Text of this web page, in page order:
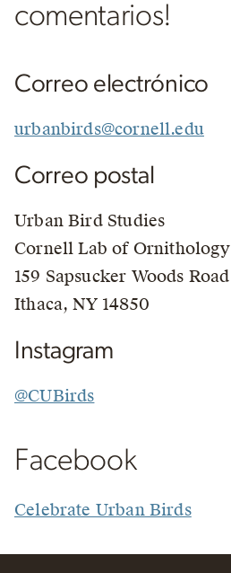
comentarios!
Correo electrónico
urbanbirds@cornell.edu
Correo postal
Urban Bird Studies
Cornell Lab of Ornithology
159 Sapsucker Woods Road
Ithaca, NY 14850
Instagram
@CUBirds
Facebook
Celebrate Urban Birds